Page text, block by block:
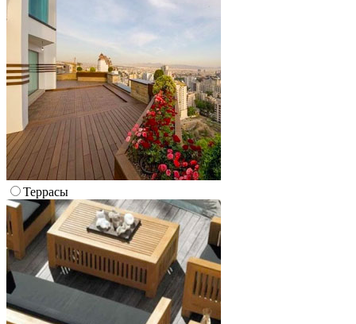
Террасы